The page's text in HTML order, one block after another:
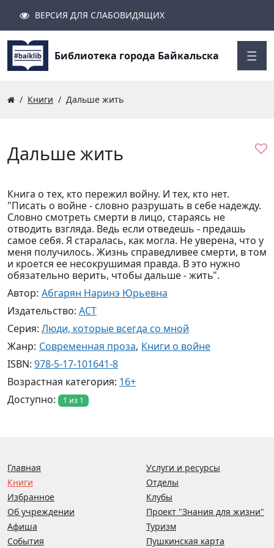
Дальше жить
Книга о тех, кто пережил войну. И тех, кто нет.
"Писать о войне - словно разрушать в себе надежду.
Словно смотреть смерти в лицо, стараясь не
отводить взгляда. Ведь если отведешь - предашь
самое себя. Я старалась, как могла. Не уверена, что у
меня получилось. Жизнь справедливее смерти, в том
и кроется ее несокрушимая правда. В это нужно
обязательно верить, чтобы дальше - жить".
Автор: Абгарян Наринэ Юрьевна
Издательство: АСТ
Серия: Люди, которые всегда со мной
Жанр: Современная проза, Книги о войне
ISBN: 978-5-17-101641-8
Возрастная категория: 16+
Доступно:
1 из 1
Поиск
Найти
ВЕРСИЯ ДЛЯ СЛАБОВИДЯЩИХ
Библиотека города Байкальска
Книги Дальше жить
Главная
Книги
Избранное
Об учреждении
Афиша
События
Услуги и ресурсы
Отделы
Клубы
Проект "Знания для жизни"
Туризм
Пушкинская карта